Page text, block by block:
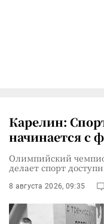
Карелин:
начинается с
Олимпийский
делает спорт
8 августа 2026, 09:35